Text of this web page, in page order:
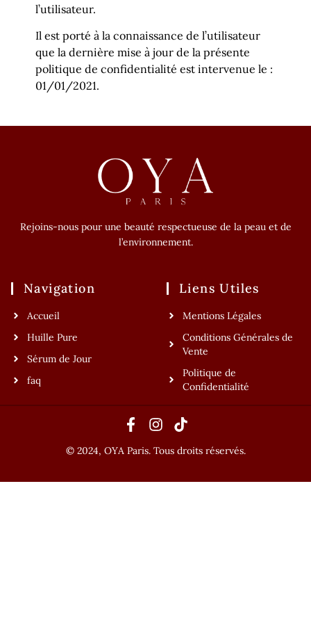
l’utilisateur.
Il est porté à la connaissance de l’utilisateur
que la dernière mise à jour de la présente
politique de confidentialité est intervenue le :
01/01/2021.
Rejoins-nous pour une beauté respectueuse de la peau et de
l’environnement.
Navigation
Accueil
Huille Pure
Sérum de Jour
faq
Liens Utiles
Mentions Légales
Conditions Générales de
Vente
Politique de
Confidentialité
© 2024, OYA Paris. Tous droits réservés.